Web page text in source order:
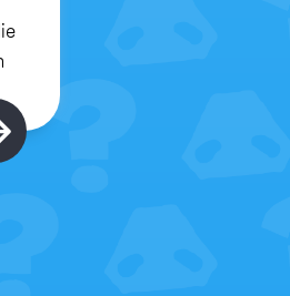
Hier gibt's mehr